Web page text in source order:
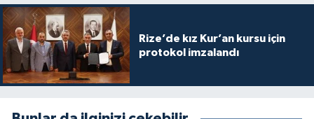
Rize’de kız Kur’an kursu için
protokol imzalandı
Mersin Müftülüğü
Muğla Müftülüğü
Muş Müftülüğü